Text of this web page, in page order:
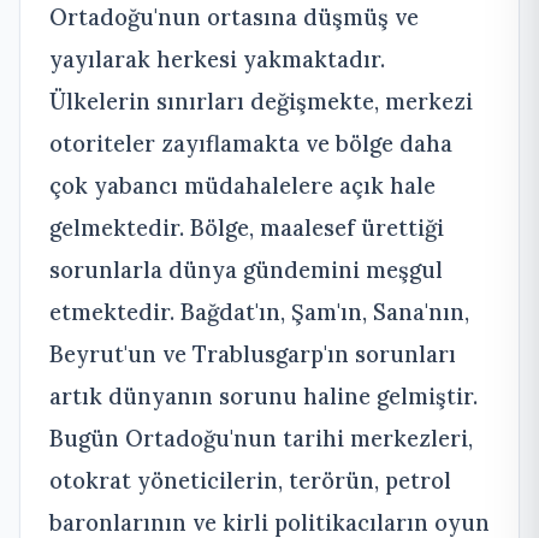
Ortadoğu'nun ortasına düşmüş ve
yayılarak herkesi yakmaktadır.
Ülkelerin sınırları değişmekte, merkezi
otoriteler zayıflamakta ve bölge daha
çok yabancı müdahalelere açık hale
gelmektedir. Bölge, maalesef ürettiği
sorunlarla dünya gündemini meşgul
etmektedir. Bağdat'ın, Şam'ın, Sana'nın,
Beyrut'un ve Trablusgarp'ın sorunları
artık dünyanın sorunu haline gelmiştir.
Bugün Ortadoğu'nun tarihi merkezleri,
otokrat yöneticilerin, terörün, petrol
baronlarının ve kirli politikacıların oyun